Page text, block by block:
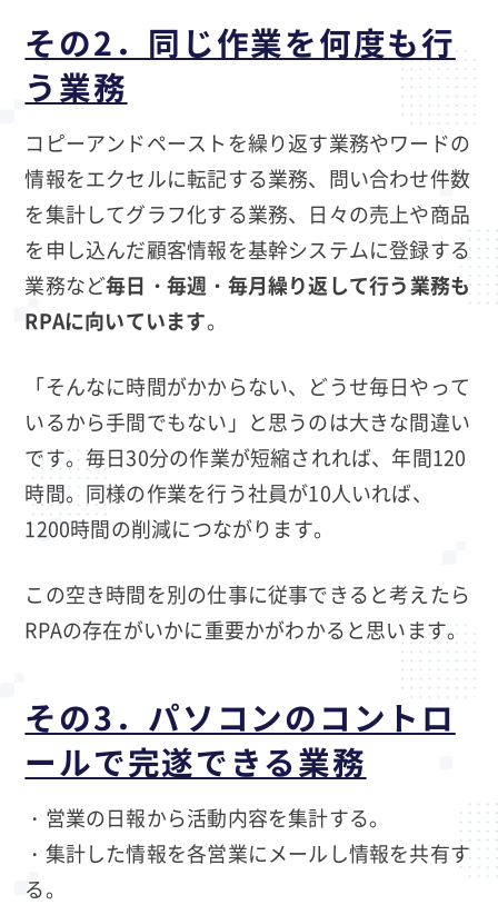
その2．同じ作業を何度も行
う業務
コピーアンドペーストを繰り返す業務やワードの
情報をエクセルに転記する業務、問い合わせ件数
を集計してグラフ化する業務、日々の売上や商品
を申し込んだ顧客情報を基幹システムに登録する
業務など毎日・毎週・毎月繰り返して行う業務も
RPAに向いています。
「そんなに時間がかからない、どうせ毎日やって
いるから手間でもない」と思うのは大きな間違い
です。毎日30分の作業が短縮されれば、年間120
時間。同様の作業を行う社員が10人いれば、
1200時間の削減につながります。
この空き時間を別の仕事に従事できると考えたら
RPAの存在がいかに重要かがわかると思います。
その3．パソコンのコントロ
ールで完遂できる業務
・営業の日報から活動内容を集計する。
・集計した情報を各営業にメールし情報を共有す
る。